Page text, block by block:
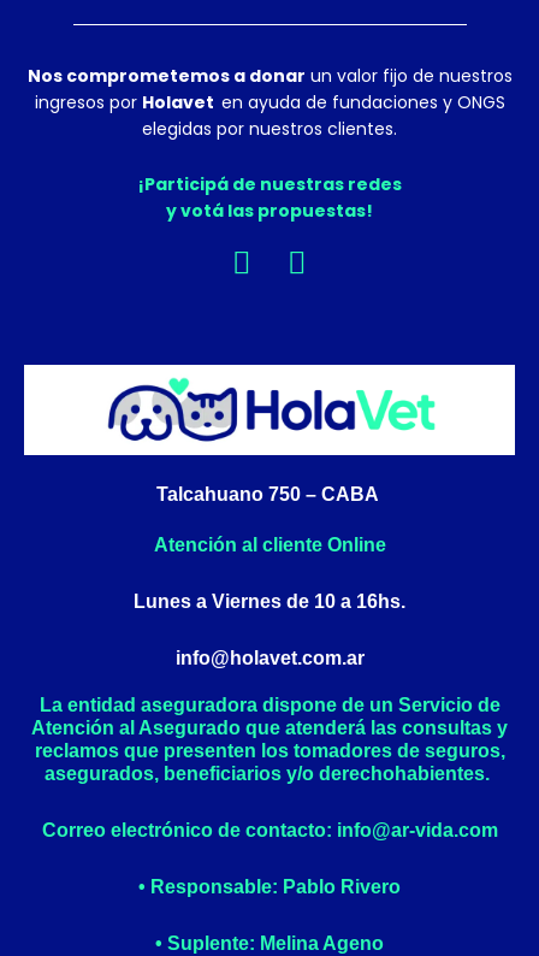
Nos comprometemos a donar un valor fijo de nuestros
ingresos por Holavet en ayuda de fundaciones y ONGS
elegidas por nuestros clientes.
¡Participá de nuestras redes
y votá las propuestas!
F
e
b
o
o
k
-
f
I
t
g
r
a
m
Talcahuano 750 – CABA
Atención al cliente Online
Lunes a Viernes de 10 a 16hs.
info@holavet.com.ar
La entidad aseguradora dispone de un Servicio de
Atención al Asegurado que atenderá las consultas y
reclamos que presenten los tomadores de seguros,
asegurados, beneficiarios y/o derechohabientes.
Correo electrónico de contacto: info@ar-vida.com
• Responsable: Pablo Rivero
• Suplente: Melina Ageno